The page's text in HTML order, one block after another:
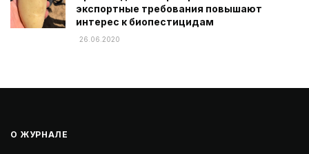
экспортные требования повышают
интерес к биопестицидам
26.06.2020
О ЖУРНАЛЕ